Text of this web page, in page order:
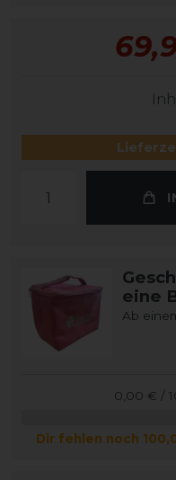
eine
Ab
0,00 € /
Dir fehlen noch